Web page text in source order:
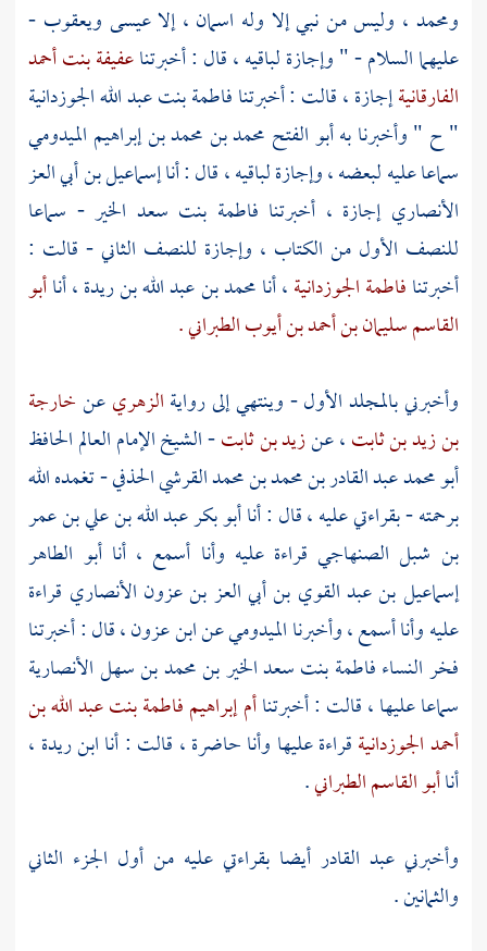
ومحمد ، وليس من نبي إلا وله اسمان ، إلاعيسى ويعقوب -
عليهما السلام - " وإجازة لباقيه ، قال : أخبرتناعفيفة بنت أحمد
الفارقانيةإجازة ، قالت : أخبرتنافاطمة بنت عبد الله الجوزدانية
" ح " وأخبرنا بهأبو الفتح محمد بن محمد بن إبراهيم الميدومي
سماعا عليه لبعضه ، وإجازة لباقيه ، قال : أناإسماعيل بن أبي العز
الأنصاريإجازة ، أخبرتنا فاطمة بنت سعد الخير- سماعا
للنصف الأول من الكتاب ، وإجازة للنصف الثاني - قالت :
أخبرتنافاطمة الجوزدانية، أنامحمد بن عبد الله بن ريدة، أناأبو
القاسم سليمان بن أحمد بن أيوب الطبراني .
وأخبرني بالمجلد الأول - وينتهي إلى روايةالزهريعنخارجة
بن زيد بن ثابت، عنزيد بن ثابت- الشيخ الإمام العالم الحافظ
أبو محمد عبد القادر بن محمد بن محمد القرشي الحذفي- تغمده الله
برحمته - بقراءتي عليه ، قال : أناأبو بكر عبد الله بن علي بن عمر
بن شبل الصنهاجي قراءة عليه وأنا أسمع ، أناأبو الطاهر
إسماعيل بن عبد القوي بن أبي العز بن عزون الأنصاري قراءة
عليه وأنا أسمع ، وأخبرناالميدوميعنابن عزون، قال : أخبرتنا
فخر النساءفاطمة بنت سعد الخير بن محمد بن سهل الأنصارية
سماعا عليها ، قالت : أخبرتناأم إبراهيم فاطمة بنت عبد الله بن
أحمد الجوزدانيةقراءة عليها وأنا حاضرة ، قالت : أناابن ريدة ،
أناأبو القاسم الطبراني.
وأخبرنيعبد القادرأيضا بقراءتي عليه من أول الجزء الثاني
والثمانين .